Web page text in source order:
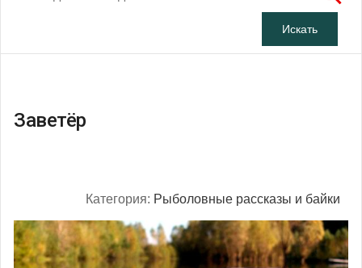
Заветёр
Категория: Рыболовные рассказы и байки